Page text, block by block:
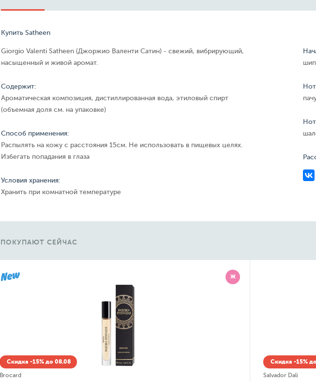
Купить Satheen
Giorgio Valenti Satheen (Джоржио Валенти Сатин) - свежий, вибрирующий,
насыщенный и живой аромат.
Содержит:
Ароматическая композиция, дистиллированная вода, этиловый спирт
(объемная доля см. на упаковке)
Способ применения:
Распылять на кожу с расстояния 15см. Не использовать в пищевых целях.
Избегать попадания в глаза
Условия хранения:
Хранить при комнатной температуре
ПОКУПАЮТ СЕЙЧАС
Ж
Скидка -15% до 08.08
Brocard
Скидка -15%
Salvador Dali